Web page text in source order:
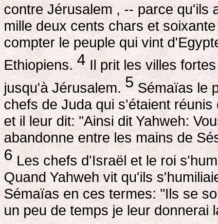
contre Jérusalem , -- parce qu'ils
mille deux cents chars et
compter le peuple qui vint
Ethiopiens.4Il prit les villes
jusqu'à Jérusalem.5Sémaïas le
chefs de Juda qui s'étaient
et il leur dit: "Ainsi dit Yahweh:
abandonne entre les mains de
6Les chefs d'Israël et le roi
Quand Yahweh vit qu'ils
Sémaïas en ces termes: "Ils se
un peu de temps je leur donnerai